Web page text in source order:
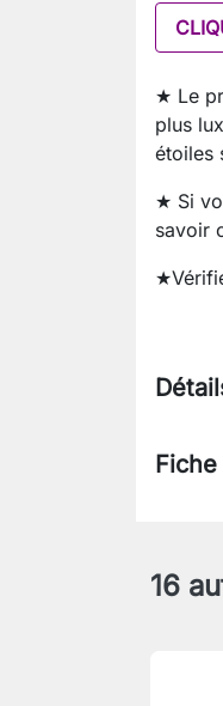
★ Le
plus
étoiles
★ Si
savoir
16